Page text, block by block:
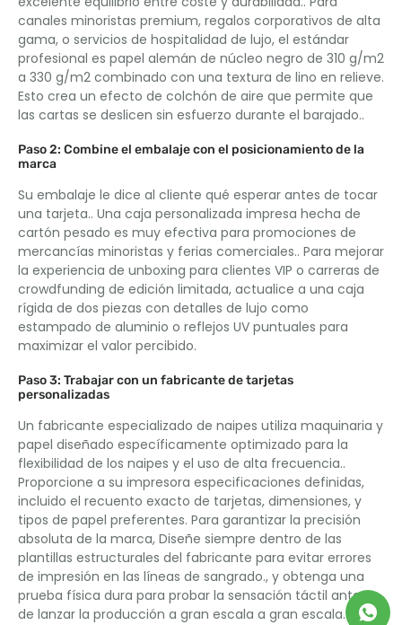
canales minoristas premium, regalos corporativos de alta
gama, o servicios de hospitalidad de lujo, el estándar
profesional es papel alemán de núcleo negro de 310 g/m2
a 330 g/m2 combinado con una textura de lino en relieve.
Esto crea un efecto de colchón de aire que permite que
las cartas se deslicen sin esfuerzo durante el barajado..
Paso 2: Combine el embalaje con el posicionamiento de la
marca
Su embalaje le dice al cliente qué esperar antes de tocar
una tarjeta.. Una caja personalizada impresa hecha de
cartón pesado es muy efectiva para promociones de
mercancías minoristas y ferias comerciales.. Para mejorar
la experiencia de unboxing para clientes VIP o carreras de
crowdfunding de edición limitada, actualice a una caja
rígida de dos piezas con detalles de lujo como
estampado de aluminio o reflejos UV puntuales para
maximizar el valor percibido.
Paso 3: Trabajar con un fabricante de tarjetas
personalizadas
Un fabricante especializado de naipes utiliza maquinaria y
papel diseñado específicamente optimizado para la
flexibilidad de los naipes y el uso de alta frecuencia..
Proporcione a su impresora especificaciones definidas,
incluido el recuento exacto de tarjetas, dimensiones, y
tipos de papel preferentes. Para garantizar la precisión
absoluta de la marca, Diseñe siempre dentro de las
plantillas estructurales del fabricante para evitar errores
de impresión en las líneas de sangrado., y obtenga una
prueba física dura para probar la sensación táctil antes
de lanzar la producción a gran escala a gran escala..